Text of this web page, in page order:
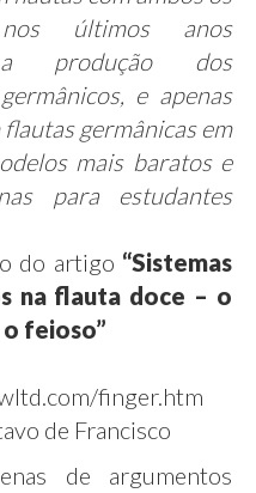
nos últimos anos
produção dos
e apenas
germânicas em
mais baratos e
para estudantes
do artigo “Sistemas
na flauta doce – o
o feioso”
finger.htm
de Francisco
de argumentos